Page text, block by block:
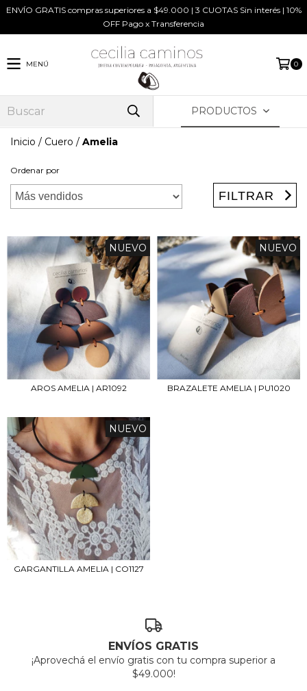
ENVÍO GRATIS compras superiores a $49.000 | 3 CUOTAS Sin interés | 10%
OFF Pago x Transferencia
MENÚ 0
PRODUCTOS
Inicio / Cuero / Amelia
Ordenar por
FILTRAR
NUEVO
AROS AMELIA | AR1092
NUEVO
BRAZALETE AMELIA | PU1020
NUEVO
GARGANTILLA AMELIA | CO1127
ENVÍOS GRATIS
¡Aprovechá el envío gratis con tu compra superior a
$49.000!